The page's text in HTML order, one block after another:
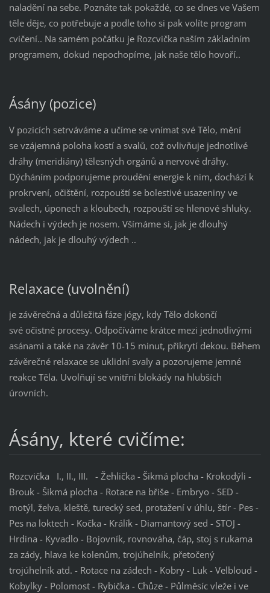
naladění na sebe. Poznáte tak pokaždé, co se dnes ve Vašem
těle děje, co potřebuje a podle toho si pak volíte program
cvičení.. Na samém počátku je Rozcvička naším základním
programem, dokud nepochopíme, jak naše tělo hovoří..
Ásány (pozice)
V pozicích setrváváme a učíme se vnímat své Tělo, mění
se vzájemná poloha kostí a svalů, což ovlivňuje jednotlivé
dráhy (meridiány) tělesných orgánů a nervové dráhy.
Dýcháním podporujeme proudění energie k nim, dochází k
prokrvení, očištění, rozpouští se bolestivé usazeniny ve
svalech, úponech a kloubech, rozpouští se hlenové shluky.
Nádech i výdech je nosem. Všímáme si, jak je dlouhý
nádech, jak je dlouhý výdech ..
Relaxace (uvolnění)
je závěrečná a důležitá fáze jógy, kdy Tělo dokončí
své očistné procesy. Odpočíváme krátce mezi jednotlivými
asánami a také na závěr 10-15 minut, přikrytí dekou. Během
závěrečné relaxace se uklidní svaly a pozorujeme jemné
reakce Těla. Uvolňují se vnitřní blokády na hlubších
úrovních.
Ásány, které cvičíme:
Rozcvička I., II., III. - Žehlička - Šikmá plocha - Krokodýli -
Brouk - Šikmá plocha - Rotace na břiše - Embryo - SED -
motýl, želva, kleště, turecký sed, protažení v úhlu, štír - Pes -
Pes na loktech - Kočka - Králík - Diamantový sed - STOJ -
Hrdina - Kyvadlo - Bojovník, rovnováha, čáp, stoj s rukama
za zády, hlava ke kolenům, trojúhelník, přetočený
trojúhelník atd. - Rotace na zádech - Kobry - Luk - Velbloud -
Kobylky - Polomost - Rybička - Chůze - Půlměsíc vleže i ve